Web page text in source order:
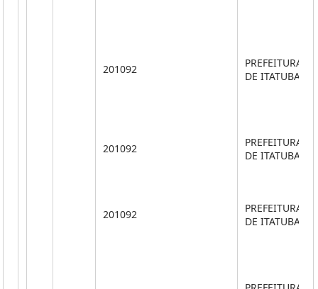
201092
PREFEITURA
DE ITATUBA
201092
PREFEITURA
DE ITATUBA
201092
PREFEITURA
DE ITATUBA